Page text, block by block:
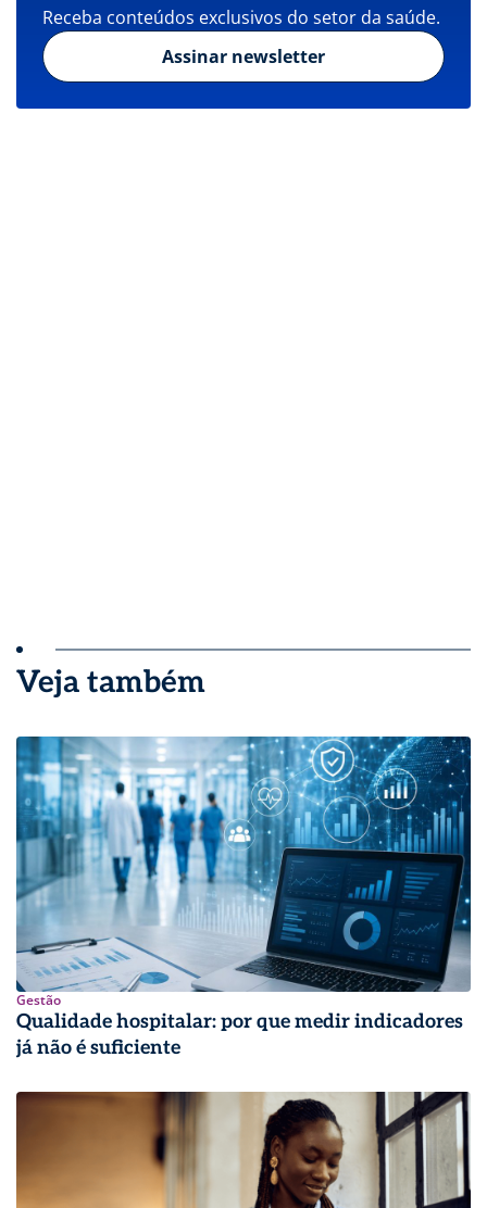
Receba conteúdos exclusivos do setor da saúde.
Assinar newsletter
Veja também
Gestão
Qualidade hospitalar: por que medir indicadores
já não é suficiente